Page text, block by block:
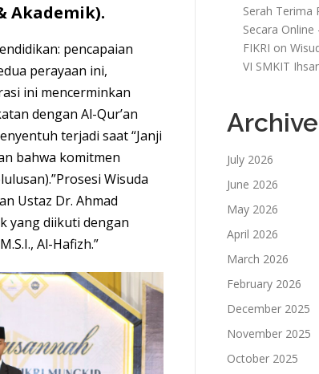
Akademik).
pencapaian
perayaan ini,
ini mencerminkan
dengan Al-Qur’an
terjadi saat “Janji
bahwa komitmen
Wisuda
Ustaz Dr. Ahmad
yang diikuti dengan
Al-Hafizh.”
Serah Terima
Secara Online
FIKRI on
VI SMKIT
July 2026
June 2026
May 2026
April 2026
March 2026
February 2026
December 2025
November 2025
October 2025